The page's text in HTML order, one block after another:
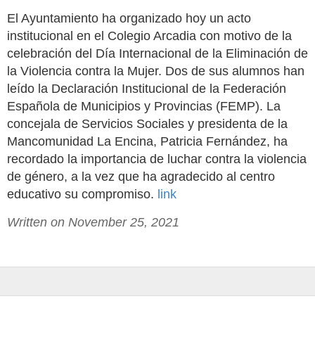
El Ayuntamiento ha organizado hoy un acto
institucional en el Colegio Arcadia con motivo de la
celebración del Día Internacional de la Eliminación de
la Violencia contra la Mujer. Dos de sus alumnos han
leído la Declaración Institucional de la Federación
Española de Municipios y Provincias (FEMP). La
concejala de Servicios Sociales y presidenta de la
Mancomunidad La Encina, Patricia Fernández, ha
recordado la importancia de luchar contra la violencia
de género, a la vez que ha agradecido al centro
educativo su compromiso. link
Written on November 25, 2021